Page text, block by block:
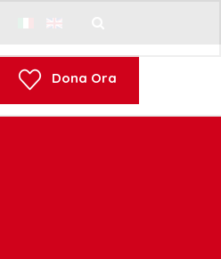
Dona Ora